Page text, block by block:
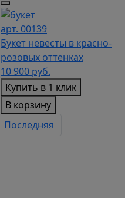
арт. 00139
Букет невесты в красно-
розовых оттенках
10 900 руб.
Купить в 1 клик
В корзину
Последняя